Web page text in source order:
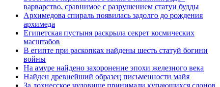
варварство, сравнимое с разрушением статуи будды
Архимедова спираль появилась задолго до рождения
архимеда
Египетская пустыня раскрыла секрет космических
масштабов
В египте при раскопках найдены шесть статуй богини
войны
На амуре найдено захоронение эпохи железного века
Найден древнейший образец письменности майя
За лохнесское чудовище принимали купающихся слонов